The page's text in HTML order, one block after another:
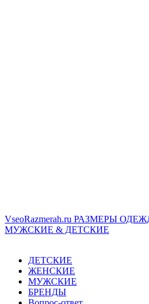
VseoRazmerah.ru РАЗМЕРЫ
МУЖСКИЕ & ДЕТСКИЕ
ДЕТСКИЕ
ЖЕНСКИЕ
МУЖСКИЕ
БРЕНДЫ